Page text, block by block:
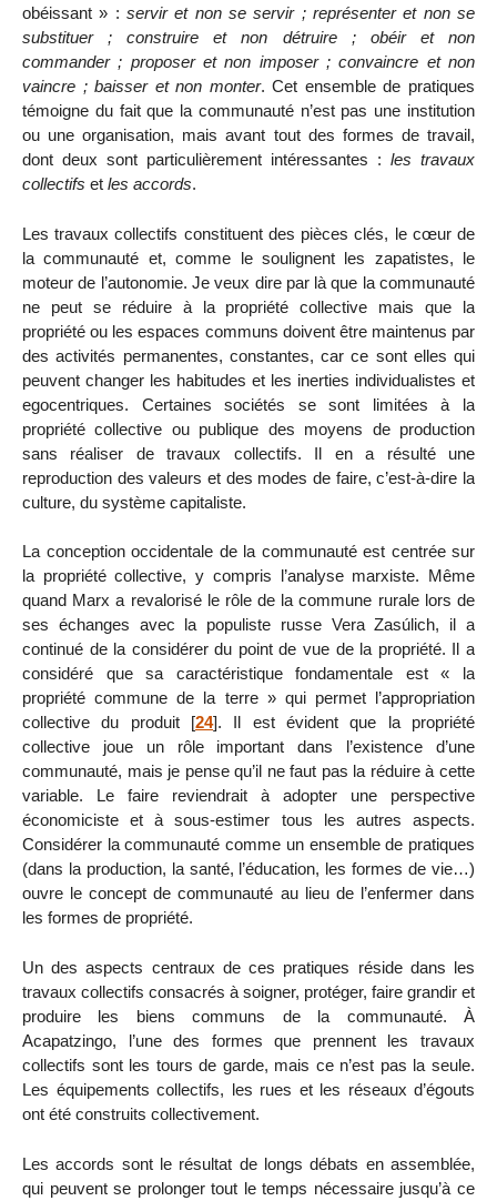
obéissant » : servir et non se servir ; représenter et non se
substituer ; construire et non détruire ; obéir et non
commander ; proposer et non imposer ; convaincre et non
vaincre ; baisser et non monter. Cet ensemble de pratiques
témoigne du fait que la communauté n’est pas une institution
ou une organisation, mais avant tout des formes de travail,
dont deux sont particulièrement intéressantes : les travaux
collectifs et les accords.
Les travaux collectifs constituent des pièces clés, le cœur de
la communauté et, comme le soulignent les zapatistes, le
moteur de l’autonomie. Je veux dire par là que la communauté
ne peut se réduire à la propriété collective mais que la
propriété ou les espaces communs doivent être maintenus par
des activités permanentes, constantes, car ce sont elles qui
peuvent changer les habitudes et les inerties individualistes et
egocentriques. Certaines sociétés se sont limitées à la
propriété collective ou publique des moyens de production
sans réaliser de travaux collectifs. Il en a résulté une
reproduction des valeurs et des modes de faire, c’est-à-dire la
culture, du système capitaliste.
La conception occidentale de la communauté est centrée sur
la propriété collective, y compris l’analyse marxiste. Même
quand Marx a revalorisé le rôle de la commune rurale lors de
ses échanges avec la populiste russe Vera Zasúlich, il a
continué de la considérer du point de vue de la propriété. Il a
considéré que sa caractéristique fondamentale est « la
propriété commune de la terre » qui permet l’appropriation
collective du produit[24]. Il est évident que la propriété
collective joue un rôle important dans l’existence d’une
communauté, mais je pense qu’il ne faut pas la réduire à cette
variable. Le faire reviendrait à adopter une perspective
économiciste et à sous-estimer tous les autres aspects.
Considérer la communauté comme un ensemble de pratiques
(dans la production, la santé, l’éducation, les formes de vie…)
ouvre le concept de communauté au lieu de l’enfermer dans
les formes de propriété.
Un des aspects centraux de ces pratiques réside dans les
travaux collectifs consacrés à soigner, protéger, faire grandir et
produire les biens communs de la communauté. À
Acapatzingo, l’une des formes que prennent les travaux
collectifs sont les tours de garde, mais ce n’est pas la seule.
Les équipements collectifs, les rues et les réseaux d’égouts
ont été construits collectivement.
Les accords sont le résultat de longs débats en assemblée,
qui peuvent se prolonger tout le temps nécessaire jusqu’à ce